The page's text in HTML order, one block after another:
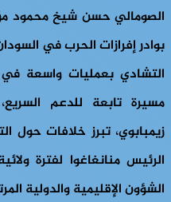
الصومالي حسن شيخ محمود
بوادر إفرازات الحرب في
التشادي بعمليات واسعة
مسيرة تابعة للدعم
زيمبابوي، تبرز خلافات حول
الشؤون الإقليمية والدولية